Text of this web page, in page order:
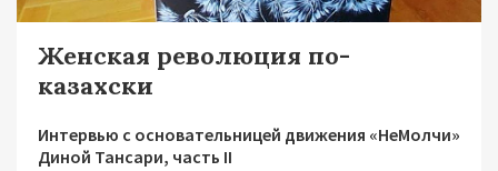
Женская революция по-
казахски
Интервью с основательницей движения «НеМолчи»
Диной Тансари, часть II